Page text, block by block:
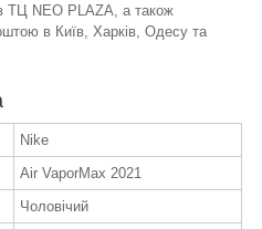
ТЦ NEO PLAZA, а також
в Київ, Харків, Одесу та
Nike
Air VaporMax 2021
Чоловічий